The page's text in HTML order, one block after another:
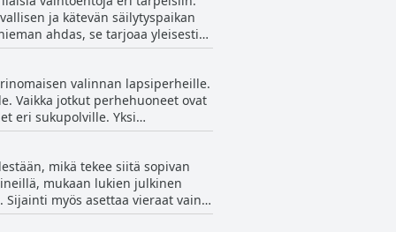
ja kätevän säilytyspaikan
ahdas, se tarjoaa yleisesti
kohtuullisena, kun taas
ilmaisia julkisia
onnekkaat vieraat löysivät
vain 100 metrin päästä.
hinnalla, paikkojen rajoitettu
julkisiin
valinnan lapsiperheille.
Vaikka jotkut perhehuoneet ovat
sukupolville. Yksi
pienet pelit ajanvietteeksi,
ei ole saatavilla ja lasten
että hotellin pyrkimykset
perheystävälliseen
mikä tekee siitä sopivan
mukaan lukien julkinen
myös asettaa vieraat vain